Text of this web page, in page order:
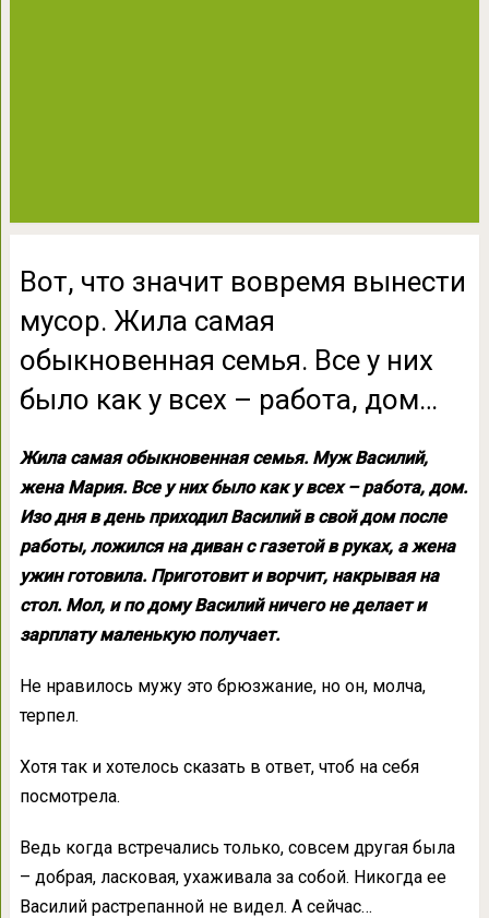
Вот, что значит вовремя вынести
мусор. Жила самая
обыкновенная семья. Все у них
было как у всех – работа, дом…
Жила самая обыкновенная семья. Муж Василий,
жена Мария. Все у них было как у всех – работа, дом.
Изо дня в день приходил Василий в свой дом после
работы, ложился на диван с газетой в руках, а жена
ужин готовила. Приготовит и ворчит, накрывая на
стол. Мол, и по дому Василий ничего не делает и
зарплату маленькую получает.
Не нравилось мужу это брюзжание, но он, молча,
терпел.
Хотя так и хотелось сказать в ответ, чтоб на себя
посмотрела.
Ведь когда встречались только, совсем другая была
– добрая, ласковая, ухаживала за собой. Никогда ее
Василий растрепанной не видел. А сейчас…